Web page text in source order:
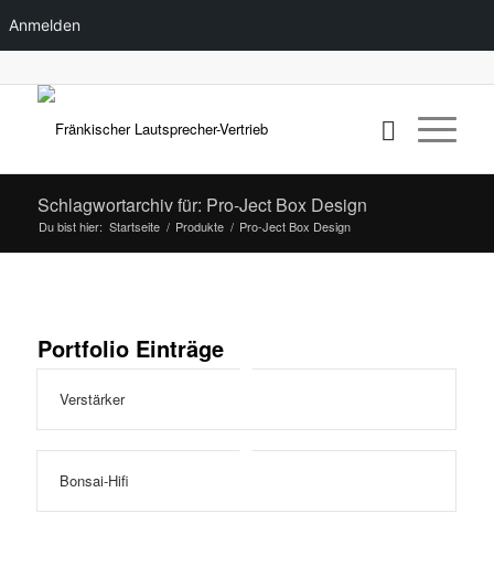
Anmelden
Schlagwortarchiv für: Pro-Ject Box Design
Du bist hier: Startseite / Produkte / Pro-Ject Box Design
Portfolio Einträge
Verstärker
Bonsai-Hifi